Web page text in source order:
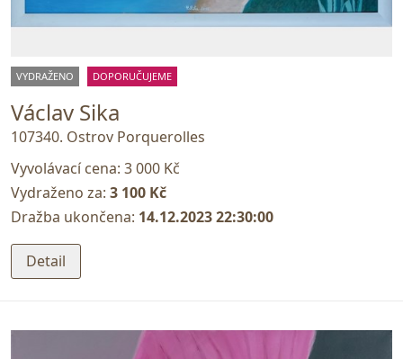
VYDRAŽENO DOPORUČUJEME
Václav Sika
107340. Ostrov Porquerolles
Vyvolávací cena: 3 000 Kč
Vydraženo za: 3 100 Kč
Dražba ukončena: 14.12.2023 22:30:00
Detail